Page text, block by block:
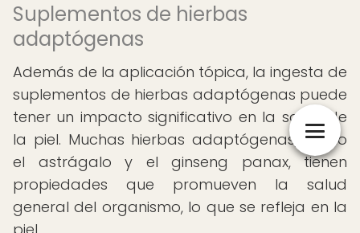
Suplementos de hierbas
adaptógenas
Además de la aplicación tópica, la ingesta de
suplementos de hierbas adaptógenas puede
tener un impacto significativo en la salud de
la piel. Muchas hierbas adaptógenas, como
el astrágalo y el ginseng panax, tienen
propiedades que promueven la salud
general del organismo, lo que se refleja en la